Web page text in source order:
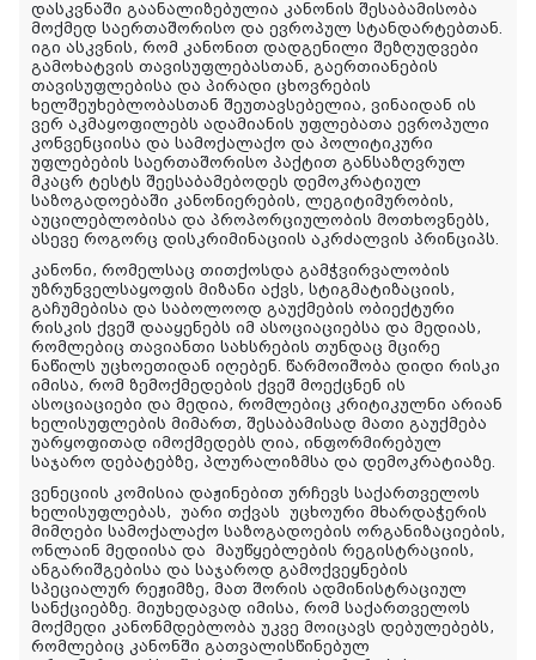
დასკვნაში გაანალიზებულია კანონის შესაბამისობა
მოქმედ საერთაშორისო და ევროპულ სტანდარტებთან.
იგი ასკვნის, რომ კანონით დადგენილი შეზღუდვები
გამოხატვის თავისუფლებასთან, გაერთიანების
თავისუფლებისა და პირადი ცხოვრების
ხელშეუხებლობასთან შეუთავსებელია, ვინაიდან ის
ვერ აკმაყოფილებს ადამიანის უფლებათა ევროპული
კონვენციისა და სამოქალაქო და პოლიტიკური
უფლებების საერთაშორისო პაქტით განსაზღვრულ
მკაცრ ტესტს შეესაბამებოდეს დემოკრატიულ
საზოგადოებაში კანონიერების, ლეგიტიმურობის,
აუცილებლობისა და პროპორციულობის მოთხოვნებს,
ასევე როგორც დისკრიმინაციის აკრძალვის პრინციპს.
კანონი, რომელსაც თითქოსდა გამჭვირვალობის
უზრუნველსაყოფის მიზანი აქვს, სტიგმატიზაციის,
გაჩუმებისა და საბოლოოდ გაუქმების ობიექტური
რისკის ქვეშ დააყენებს იმ ასოციაციებსა და მედიას,
რომლებიც თავიანთი სახსრების თუნდაც მცირე
ნაწილს უცხოეთიდან იღებენ. წარმოიშობა დიდი რისკი
იმისა, რომ ზემოქმედების ქვეშ მოექცნენ ის
ასოციაციები და მედია, რომლებიც კრიტიკულნი არიან
ხელისუფლების მიმართ, შესაბამისად მათი გაუქმება
უარყოფითად იმოქმედებს ღია, ინფორმირებულ
საჯარო დებატებზე, პლურალიზმსა და დემოკრატიაზე.
ვენეციის კომისია დაჟინებით ურჩევს საქართველოს
ხელისუფლებას, უარი თქვას უცხოური მხარდაჭერის
მიმღები სამოქალაქო საზოგადოების ორგანიზაციების,
ონლაინ მედიისა და მაუწყებლების რეგისტრაციის,
ანგარიშგებისა და საჯაროდ გამოქვეყნების
სპეციალურ რეჟიმზე, მათ შორის ადმინისტრაციულ
სანქციებზე. მიუხედავად იმისა, რომ საქართველოს
მოქმედი კანონმდებლობა უკვე მოიცავს დებულებებს,
რომლებიც კანონში გათვალისწინებულ